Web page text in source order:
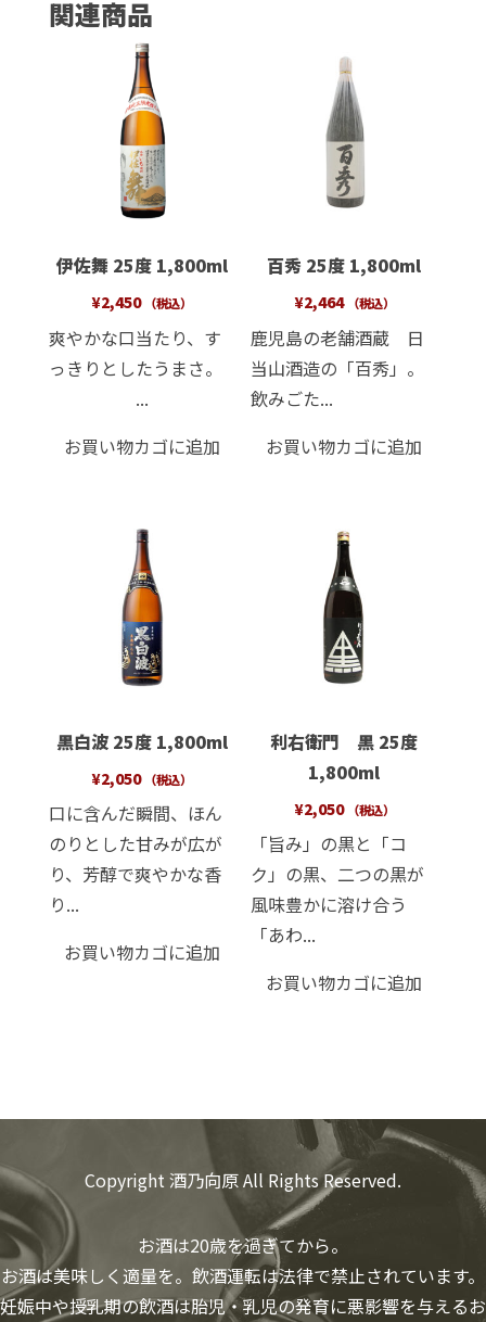
関連商品
伊佐舞 25度 1,800ml
¥2,450 （税込）
爽やかな口当たり、す
っきりとしたうまさ。
...
お買い物カゴに追加
百秀 25度 1,800ml
¥2,464 （税込）
鹿児島の老舗酒蔵 日
当山酒造の「百秀」。
飲みごた...
お買い物カゴに追加
黒白波 25度 1,800ml
¥2,050 （税込）
口に含んだ瞬間、ほん
のりとした甘みが広が
り、芳醇で爽やかな香
り...
お買い物カゴに追加
利右衛門 黒 25度
1,800ml
¥2,050 （税込）
「旨み」の黒と「コ
ク」の黒、二つの黒が
風味豊かに溶け合う
「あわ...
お買い物カゴに追加
Copyright 酒乃向原 All Rights Reserved.
お酒は20歳を過ぎてから。
お酒は美味しく適量を。飲酒運転は法律で禁止されています。
妊娠中や授乳期の飲酒は胎児・乳児の発育に悪影響を与えるお